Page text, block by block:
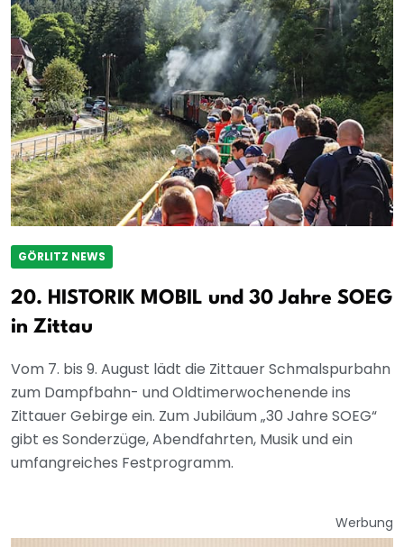
GÖRLITZ NEWS
20. HISTORIK MOBIL und 30 Jahre SOEG
in Zittau
Vom 7. bis 9. August lädt die Zittauer Schmalspurbahn
zum Dampfbahn- und Oldtimerwochenende ins
Zittauer Gebirge ein. Zum Jubiläum „30 Jahre SOEG“
gibt es Sonderzüge, Abendfahrten, Musik und ein
umfangreiches Festprogramm.
Werbung